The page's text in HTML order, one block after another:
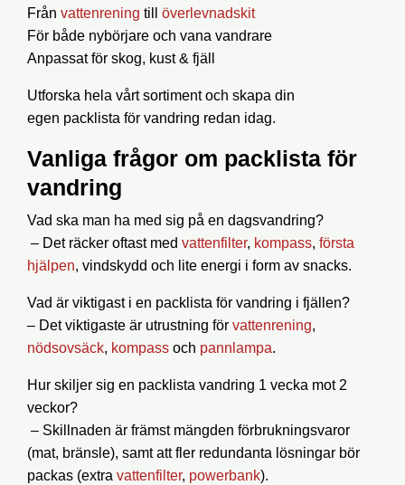
Från vattenrening till överlevnadskit
För både nybörjare och vana vandrare
Anpassat för skog, kust & fjäll
Utforska hela vårt sortiment och skapa din
egen packlista för vandring redan idag.
Vanliga frågor om packlista för
vandring
Vad ska man ha med sig på en dagsvandring?
– Det räcker oftast med vattenfilter, kompass, första
hjälpen, vindskydd och lite energi i form av snacks.
Vad är viktigast i en packlista för vandring i fjällen?
– Det viktigaste är utrustning för vattenrening,
nödsovsäck, kompass och pannlampa.
Hur skiljer sig en packlista vandring 1 vecka mot 2
veckor?
– Skillnaden är främst mängden förbrukningsvaror
(mat, bränsle), samt att fler redundanta lösningar bör
packas (extra vattenfilter, powerbank).